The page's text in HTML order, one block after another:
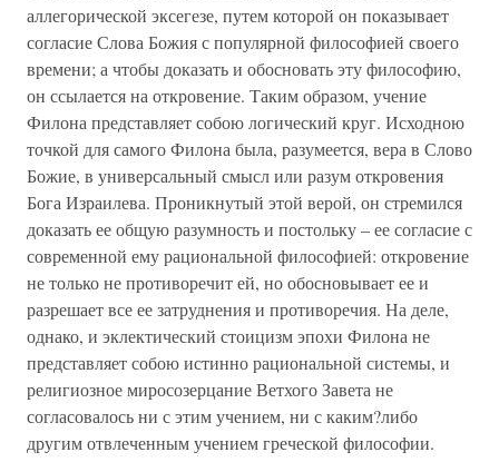
аллегорической эксегезе, путем которой он показывает
согласие Слова Божия с популярной философией своего
времени; а чтобы доказать и обосновать эту философию,
он ссылается на откровение. Таким образом, учение
Филона представляет собою логический круг. Исходною
точкой для самого Филона была, разумеется, вера в Слово
Божие, в универсальный смысл или разум откровения
Бога Израилева. Проникнутый этой верой, он стремился
доказать ее общую разумность и постольку – ее согласие с
современной ему рациональной философией: откровение
не только не противоречит ей, но обосновывает ее и
разрешает все ее затруднения и противоречия. На деле,
однако, и эклектический стоицизм эпохи Филона не
представляет собою истинно рациональной системы, и
религиозное миросозерцание Ветхого Завета не
согласовалось ни с этим учением, ни с каким?либо
другим отвлеченным учением греческой философии.